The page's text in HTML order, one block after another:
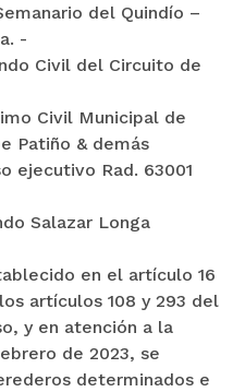
del Quindío –
-
Civil del Circuito de
Civil Municipal de
Patiño & demás
ejecutivo Rad. 63001
Salazar Longa
en el artículo 16
artículos 108 y 293 del
y en atención a la
de 2023, se
determinados e